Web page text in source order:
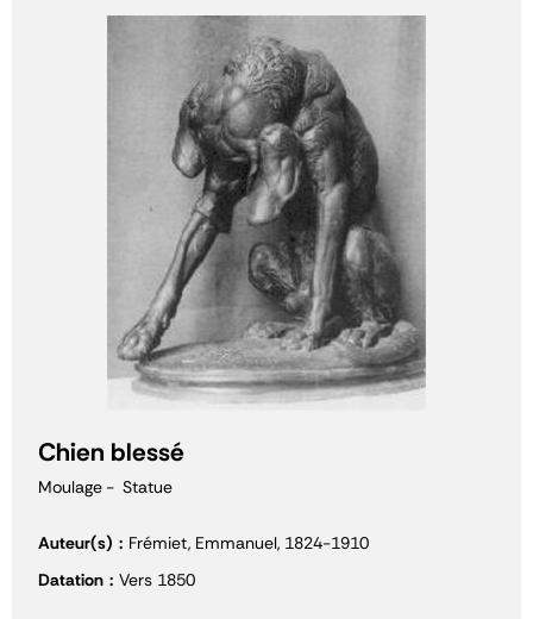
Chien blessé
Moulage Statue
Auteur(s)
Frémiet, Emmanuel, 1824-1910
Datation
Vers 1850